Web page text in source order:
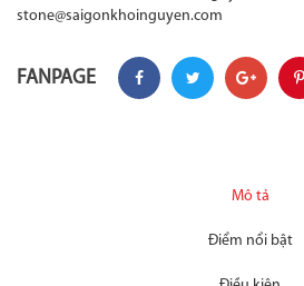
stone@saigonkhoinguyen.com
FANPAGE
Mô tả
Điểm nổi bật